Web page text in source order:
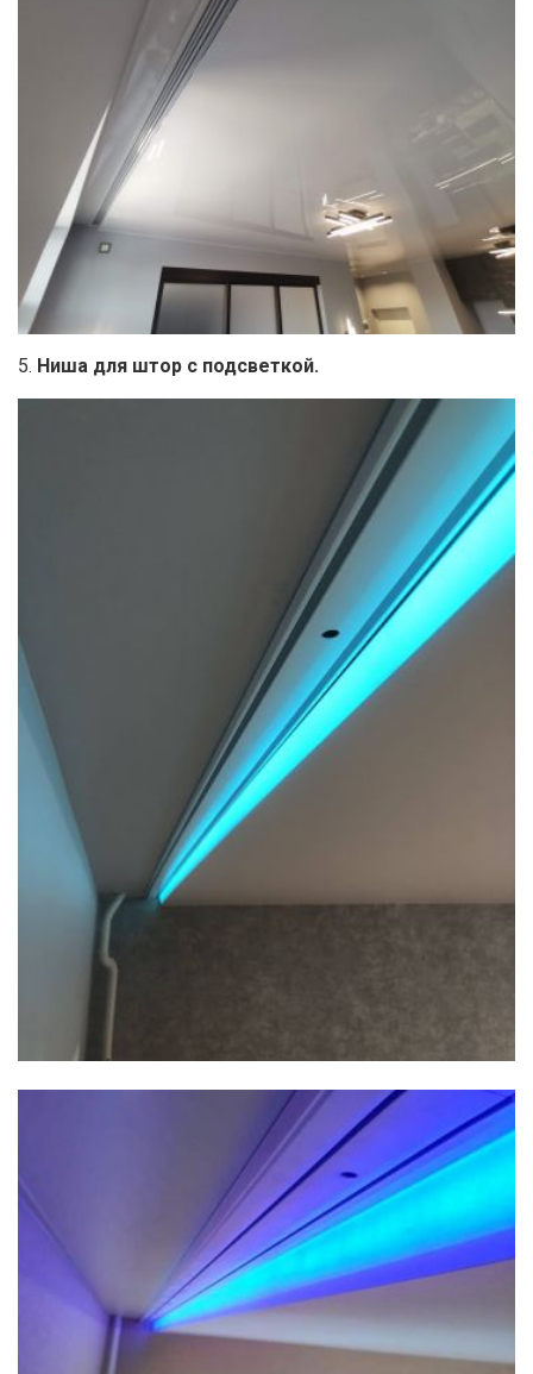
5. Ниша для штор с подсветкой.